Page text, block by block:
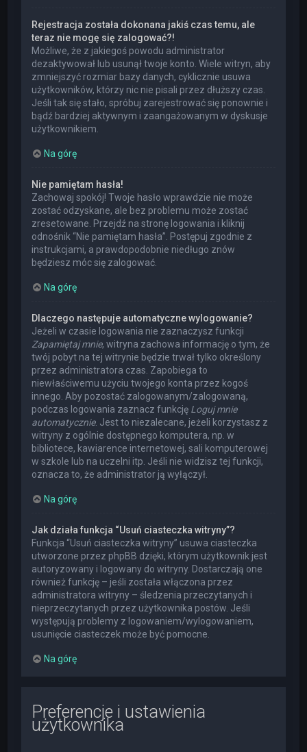
Rejestracja została dokonana jakiś czas temu, ale
teraz nie mogę się zalogować?!
Możliwe, że z jakiegoś powodu administrator
dezaktywował lub usunął twoje konto. Wiele witryn, aby
zmniejszyć rozmiar bazy danych, cyklicznie usuwa
użytkowników, którzy nic nie pisali przez dłuższy czas.
Jeśli tak się stało, spróbuj zarejestrować się ponownie i
bądź bardziej aktywnym i zaangażowanym w dyskusje
użytkownikiem.
Na górę
Nie pamiętam hasła!
Zachowaj spokój! Twoje hasło wprawdzie nie może
zostać odzyskane, ale bez problemu może zostać
zresetowane. Przejdź na stronę logowania i kliknij
odnośnik “Nie pamiętam hasła”. Postępuj zgodnie z
instrukcjami, a prawdopodobnie niedługo znów
będziesz móc się zalogować.
Na górę
Dlaczego następuje automatyczne wylogowanie?
Jeżeli w czasie logowania nie zaznaczysz funkcji
Zapamiętaj mnie, witryna zachowa informację o tym, że
twój pobyt na tej witrynie będzie trwał tylko określony
przez administratora czas. Zapobiega to
niewłaściwemu użyciu twojego konta przez kogoś
innego. Aby pozostać zalogowanym/zalogowaną,
podczas logowania zaznacz funkcję Loguj mnie
automatycznie. Jest to niezalecane, jeżeli korzystasz z
witryny z ogólnie dostępnego komputera, np. w
bibliotece, kawiarence internetowej, sali komputerowej
w szkole lub na uczelni itp. Jeśli nie widzisz tej funkcji,
oznacza to, że administrator ją wyłączył.
Na górę
Jak działa funkcja “Usuń ciasteczka witryny”?
Funkcja “Usuń ciasteczka witryny” usuwa ciasteczka
utworzone przez phpBB dzięki, którym użytkownik jest
autoryzowany i logowany do witryny. Dostarczają one
również funkcję – jeśli została włączona przez
administratora witryny – śledzenia przeczytanych i
nieprzeczytanych przez użytkownika postów. Jeśli
występują problemy z logowaniem/wylogowaniem,
usunięcie ciasteczek może być pomocne.
Na górę
Preferencje i ustawienia
użytkownika